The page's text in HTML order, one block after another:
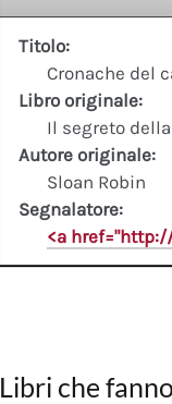
Titolo:
Cronache del
Libro originale:
Il segreto
Autore originale:
Sloan Robin
Segnalatore:
<a
Libri che